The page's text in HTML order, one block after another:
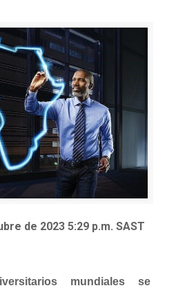
de 2023 5:29 p.m. SAST
mundiales se